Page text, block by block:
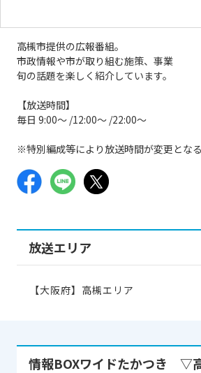
高槻市提供の広報番組。
市政情報や市が取り組む施策、事業
旬の話題を楽しく紹介しています。
【放送時間】
毎日 9:00～ /12:00～ /22:00～
※特別編成等により放送時間が変更となる
放送エリア
【大阪府】高槻エリア
情報BOXワイドたかつき ▽